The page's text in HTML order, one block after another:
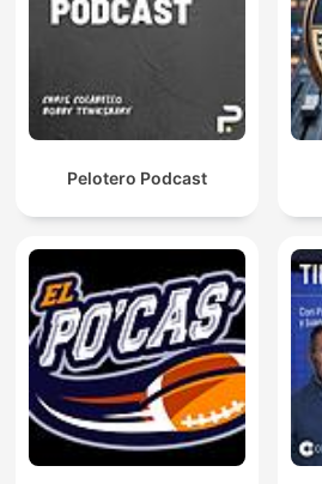
Pelotero Podcast